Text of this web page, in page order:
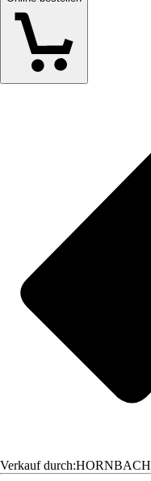
Verkauf durch:HORNBACH